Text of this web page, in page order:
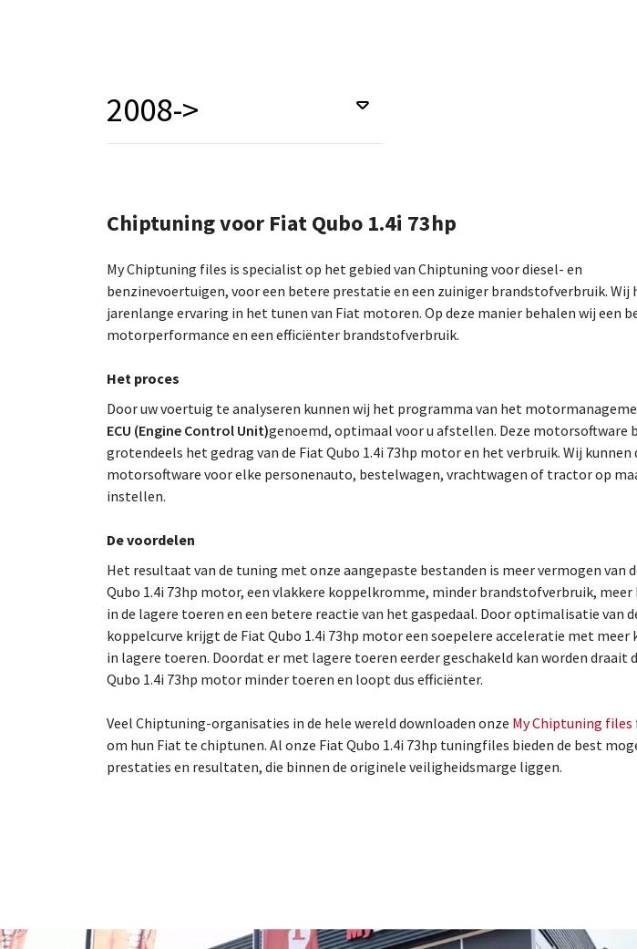
2008->
Chiptuning voor Fiat Qubo 1.4i 73hp
My Chiptuning files is specialist op het gebied van Chiptuning voor diesel- en
benzinevoertuigen, voor een betere prestatie en een zuiniger brandstofverbruik. Wij
jarenlange ervaring in het tunen van Fiat motoren. Op deze manier behalen wij een
motorperformance en een efficiënter brandstofverbruik.
Het proces
Door uw voertuig te analyseren kunnen wij het programma van het
ECU (Engine Control Unit)genoemd, optimaal voor u afstellen. Deze motorsoftware
grotendeels het gedrag van de Fiat Qubo 1.4i 73hp motor en het verbruik. Wij kunnen
motorsoftware voor elke personenauto, bestelwagen, vrachtwagen of tractor op
instellen.
De voordelen
Het resultaat van de tuning met onze aangepaste bestanden is meer vermogen van
Qubo 1.4i 73hp motor, een vlakkere koppelkromme, minder brandstofverbruik, meer
in de lagere toeren en een betere reactie van het gaspedaal. Door optimalisatie van
koppelcurve krijgt de Fiat Qubo 1.4i 73hp motor een soepelere acceleratie met meer
in lagere toeren. Doordat er met lagere toeren eerder geschakeld kan worden draait
Qubo 1.4i 73hp motor minder toeren en loopt dus efficiënter.
Veel Chiptuning-organisaties in de hele wereld downloaden onze My Chiptuning files
om hun Fiat te chiptunen. Al onze Fiat Qubo 1.4i 73hp tuningfiles bieden de best
prestaties en resultaten, die binnen de originele veiligheidsmarge liggen.